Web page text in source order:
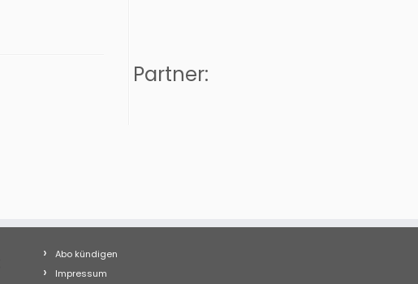
Partner:
Abo kündigen
Impressum